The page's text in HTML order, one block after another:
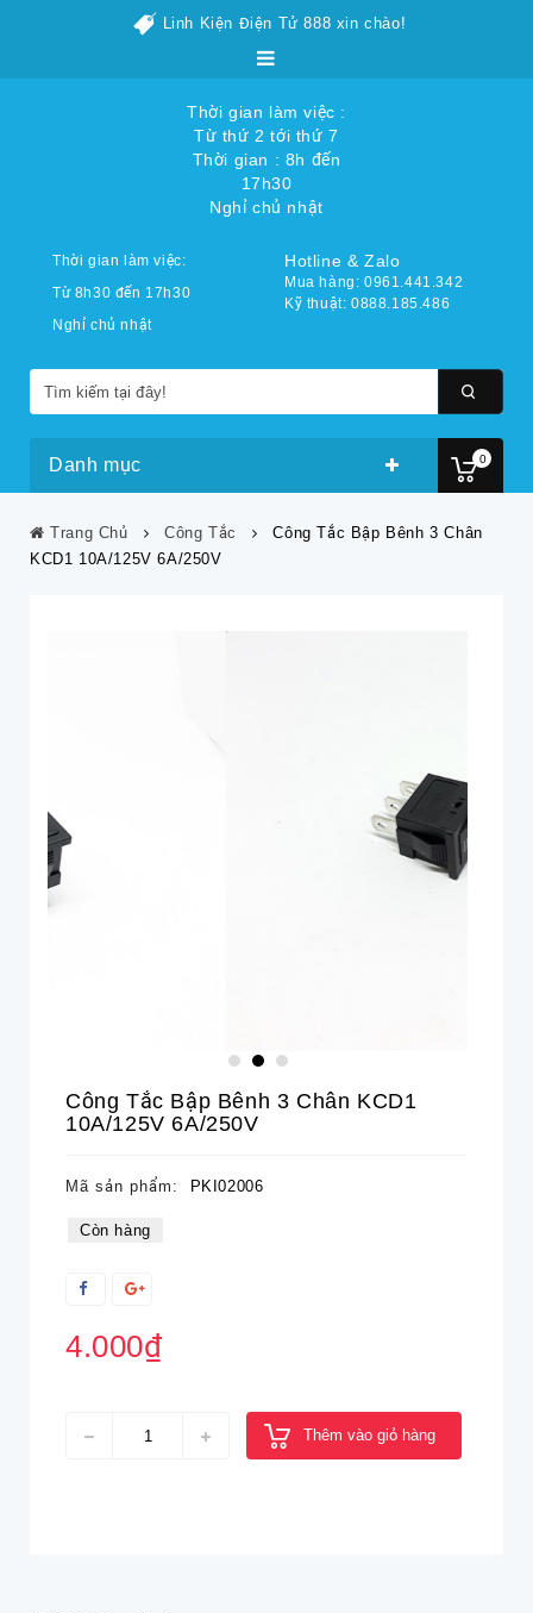
Linh Kiện Điện Tử 888 xin chào!
Thời gian làm việc :
Từ thứ 2 tới thứ 7
Thời gian : 8h đến
17h30
Nghỉ chủ nhật
0
Thời gian làm việc:
Từ 8h30 đến 17h30
Nghỉ chủ nhật
Hotline & Zalo
Mua hàng: 0961.441.342
Kỹ thuật: 0888.185.486
Danh mục
Trang Chủ Công Tắc
Công Tắc Bập Bênh 3 Chân
KCD1 10A/125V 6A/250V
Công Tắc Bập Bênh 3 Chân KCD1
10A/125V 6A/250V
Mã sản phẩm: PKI02006
Còn hàng
4.000₫
Thêm vào giỏ hàng